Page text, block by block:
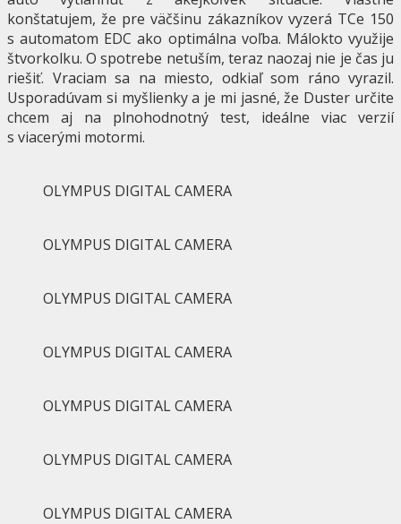
konštatujem, že pre väčšinu zákazníkov vyzerá TCe 150
s automatom EDC ako optimálna voľba. Málokto využije
štvorkolku. O spotrebe netuším, teraz naozaj nie je čas ju
riešiť. Vraciam sa na miesto, odkiaľ som ráno vyrazil.
Usporadúvam si myšlienky a je mi jasné, že Duster určite
chcem aj na plnohodnotný test, ideálne viac verzií
s viacerými motormi.
OLYMPUS DIGITAL CAMERA
OLYMPUS DIGITAL CAMERA
OLYMPUS DIGITAL CAMERA
OLYMPUS DIGITAL CAMERA
OLYMPUS DIGITAL CAMERA
OLYMPUS DIGITAL CAMERA
OLYMPUS DIGITAL CAMERA